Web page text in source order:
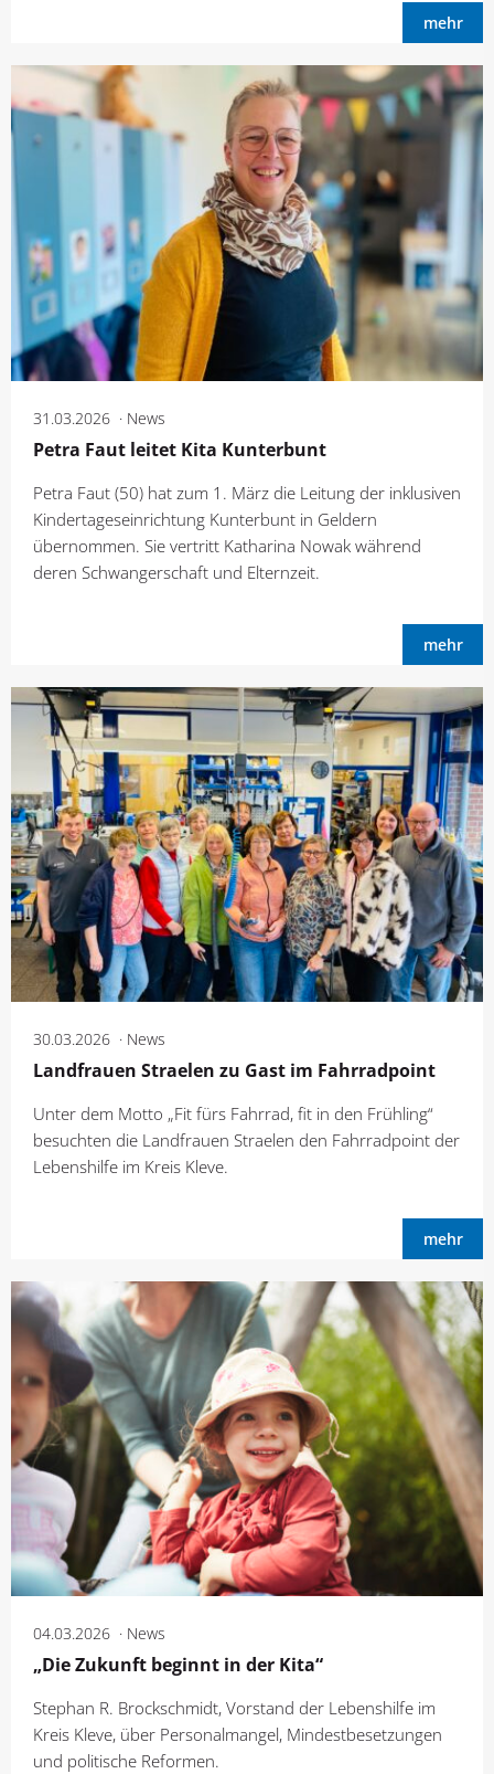
mehr
31.03.2026 News
Petra Faut leitet Kita Kunterbunt
Petra Faut (50) hat zum 1. März die Leitung der inklusiven
Kindertageseinrichtung Kunterbunt in Geldern
übernommen. Sie vertritt Katharina Nowak während
deren Schwangerschaft und Elternzeit.
mehr
30.03.2026 News
Landfrauen Straelen zu Gast im Fahrradpoint
Unter dem Motto „Fit fürs Fahrrad, fit in den Frühling“
besuchten die Landfrauen Straelen den Fahrradpoint der
Lebenshilfe im Kreis Kleve.
mehr
04.03.2026 News
„Die Zukunft beginnt in der Kita“
Stephan R. Brockschmidt, Vorstand der Lebenshilfe im
Kreis Kleve, über Personalmangel, Mindestbesetzungen
und politische Reformen.